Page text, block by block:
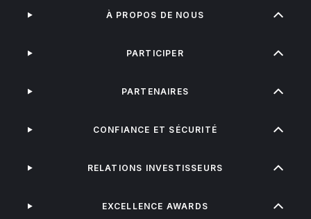
À PROPOS DE NOUS
PARTICIPER
PARTENAIRES
CONFIANCE ET SÉCURITÉ
RELATIONS INVESTISSEURS
EXCELLENCE AWARDS